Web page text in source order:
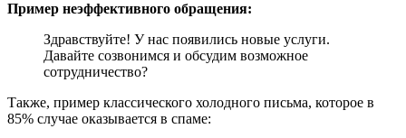
Пример неэффективного обращения:
Здравствуйте! У нас появились новые услуги.
Давайте созвонимся и обсудим возможное
сотрудничество?
Также, пример классического холодного письма, которое в
85% случае оказывается в спаме: